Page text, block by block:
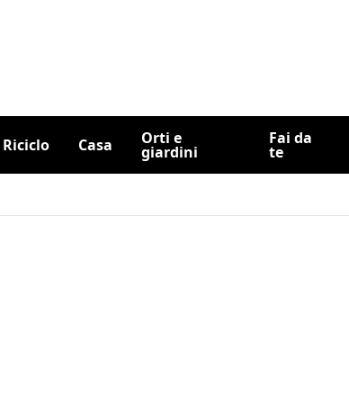
Riciclo Casa Orti e
giardini
Fai da
te